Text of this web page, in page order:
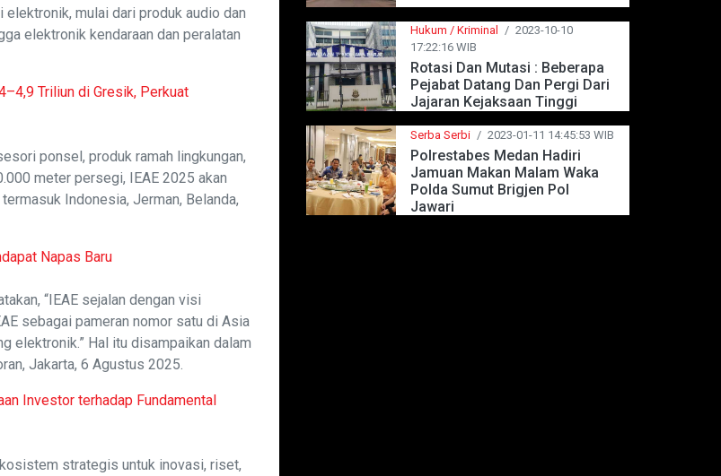
mulai dari produk audio dan
elektronik kendaraan dan peralatan
Triliun di Gresik, Perkuat
ponsel, produk ramah lingkungan,
meter persegi, IEAE 2025 akan
Indonesia, Jerman, Belanda,
Napas Baru
“IEAE sejalan dengan visi
sebagai pameran nomor satu di Asia
elektronik.” Hal itu disampaikan dalam
Jakarta, 6 Agustus 2025.
Investor terhadap Fundamental
strategis untuk inovasi, riset,
Hukum / Kriminal / 2023-10-10
17:22:16 WIB
Rotasi Dan Mutasi : Beberapa
Pejabat Datang Dan Pergi Dari
Jajaran Kejaksaan Tinggi
Serba Serbi / 2023-01-11 14:45:53 WIB
Polrestabes Medan Hadiri
Jamuan Makan Malam Waka
Polda Sumut Brigjen Pol
Jawari